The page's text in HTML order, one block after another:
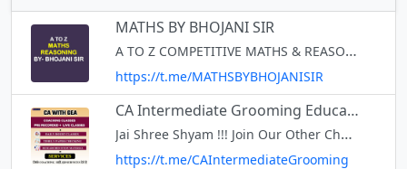
MATHS BY BHOJANI SIR
A TO Z COMPETITIVE MATHS & REASONING BHAVNAGAR 8849676816
https://t.me/MATHSBYBHOJANISIR
CA Intermediate Grooming Education
Jai Shree Shyam !!! Join Our Other Channels 👇 CA Foundation Channel: https://t.me/cafoundationgrooming CA Final Channel: https://t.me/cafinalgrooming Join Our CA Inter YouTube Channel: https://www.youtube.com/channel/UCK
https://t.me/CAIntermediateGrooming